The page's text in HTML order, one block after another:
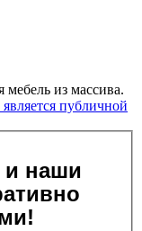
из массива.
является публичной
и наши